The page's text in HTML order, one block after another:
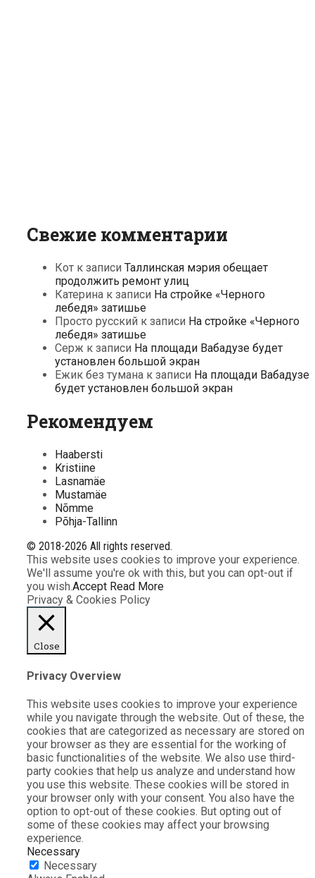
Свежие комментарии
Кот к записи Таллинская мэрия обещает
продолжить ремонт улиц
Катерина к записи На стройке «Черного
лебедя» затишье
Просто русский к записи На стройке «Черного
лебедя» затишье
Серж к записи На площади Вабадузе будет
установлен большой экран
Ежик без тумана к записи На площади Вабадузе
будет установлен большой экран
Рекомендуем
Haabersti
Kristiine
Lasnamäe
Mustamäe
Nõmme
Põhja-Tallinn
© 2018-2026 All rights reserved.
This website uses cookies to improve your experience.
We'll assume you're ok with this, but you can opt-out if
you wish.Accept Read More
Privacy & Cookies Policy
Close
Privacy Overview
This website uses cookies to improve your experience
while you navigate through the website. Out of these, the
cookies that are categorized as necessary are stored on
your browser as they are essential for the working of
basic functionalities of the website. We also use third-
party cookies that help us analyze and understand how
you use this website. These cookies will be stored in
your browser only with your consent. You also have the
option to opt-out of these cookies. But opting out of
some of these cookies may affect your browsing
experience.
Necessary
Necessary